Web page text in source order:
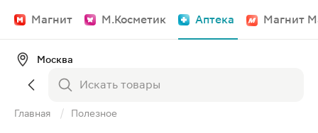
Магнит М.Косметик Аптека Магнит
Москва
Главная Полезное